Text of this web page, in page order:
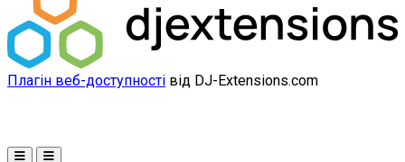
Плагін веб-доступності від DJ-Extensions.com